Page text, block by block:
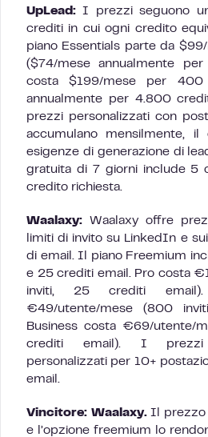
UpLead: I prezzi seguono
crediti in cui ogni credito
piano Essentials parte da
($74/mese annualmente
costa $199/mese per 400
annualmente per 4.800
prezzi personalizzati con
accumulano mensilmente,
esigenze di generazione di
gratuita di 7 giorni include 5
credito richiesta.
Waalaxy: Waalaxy offre
limiti di invito su LinkedIn e
di email. Il piano Freemium
e 25 crediti email. Pro costa
inviti, 25 crediti email).
€49/utente/mese (800
Business costa €69/utente/
crediti email). I prezzi
personalizzati per 10+
email.
Vincitore: Waalaxy.Il prezzo
e l’opzione freemium lo